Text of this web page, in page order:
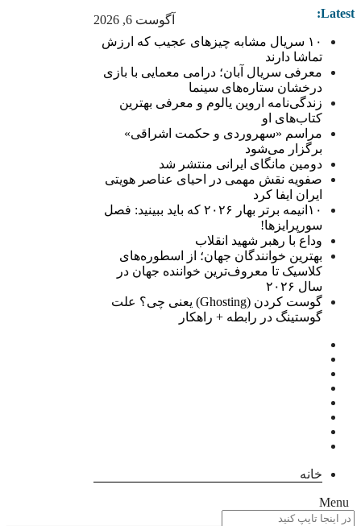
آگوست 6, 2026 Latest:
۱۰ سریال مشابه چیزهای عجیب که ارزش
تماشا دارند
معرفی سریال آبان؛ درامی معمایی با بازی
درخشان ستاره‌های سینما
زندگی‌نامه اروین یالوم و معرفی بهترین
کتاب‌های او
مراسم «سهروردی و حکمت اشراقی»
برگزار می‌شود
دومین مانگای ایرانی منتشر شد
صفویه نقش مهمی در احیای عناصر هویتی
ایران ایفا کرد
۱۰انیمه برتر بهار ۲۰۲۶ که باید ببینید: فصل
سورپرایزها!
وداع با رهبر شهید انقلاب
بهترین خوانندگان جهان؛ از اسطوره‌های
کلاسیک تا معروف‌ترین خواننده جهان در
سال ۲۰۲۶
گوست کردن (Ghosting) یعنی چی؟ علت
گوستینگ در رابطه + راهکار
خانه
Menu